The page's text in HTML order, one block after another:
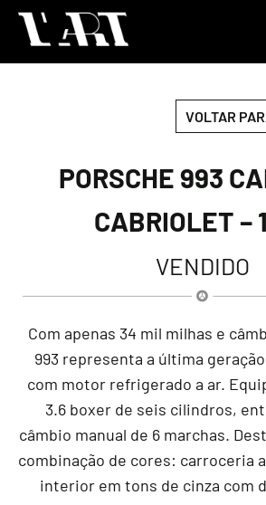
VOLTAR
PORSCHE 993
CABRIOLET –
VENDIDO
Com apenas 34 mil milhas e
993 representa a última geração
com motor refrigerado a ar.
3.6 boxer de seis cilindros,
câmbio manual de 6 marchas.
combinação de cores: carroceria
interior em tons de cinza com